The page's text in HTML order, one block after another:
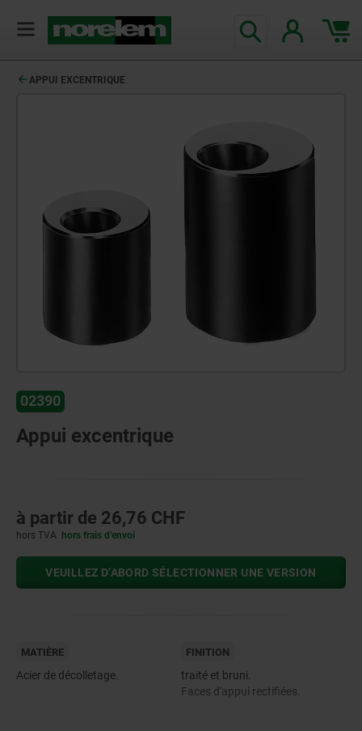
APPUI EXCENTRIQUE
02390
Appui excentrique
à partir de 26,76 CHF
hors TVA hors frais d’envoi
VEUILLEZ D’ABORD SÉLECTIONNER UNE VERSION
MATIÈRE
Acier de décolletage.
FINITION
traité et bruni.
Faces d'appui rectifiées.